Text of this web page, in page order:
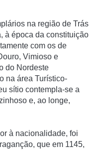
na região de Trás
à época da constituição
com os de
Vimioso e
do Nordeste
na área Turí­stico-
sí­tio contempla-se a
e, ao longe,
à nacionalidade, foi
que em 1145,